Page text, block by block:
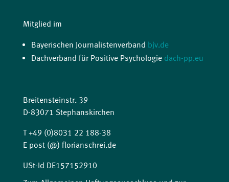
Mitglied im
Bayerischen Journalistenverband bjv.de
Dachverband für Positive Psychologie dach-pp.eu
Breitensteinstr. 39
D-83071 Stephanskirchen
T +49 (0)8031 22 188-38
E post (@) florianschrei.de
USt-Id DE157152910